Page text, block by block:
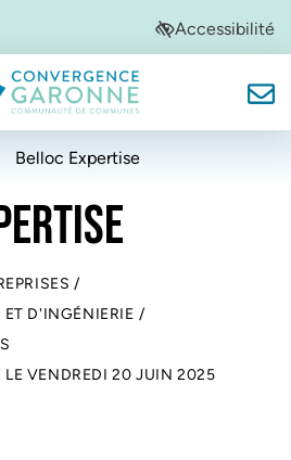
onglet)onglet)
nouvel onglet)
un nouvel onglet)
dans un nouvel onglet)Accessibilité
Convergence Garonne
Belloc Expertise
/
ET D'INGÉNIERIE /
LE VENDREDI 20 JUIN 2025
dans un nouvel onglet)
dans un nouvel onglet)